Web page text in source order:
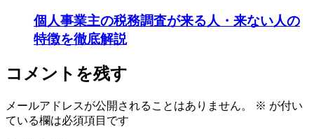
個人事業主の税務調査が来る人・来ない人の
特徴を徹底解説
コメントを残す
メールアドレスが公開されることはありません。 ※ が付い
ている欄は必須項目です